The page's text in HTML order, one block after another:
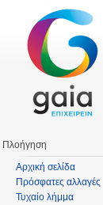
Πλοήγηση
Αρχική σελίδα
Πρόσφατες αλλαγές
Τυχαίο λήμμα